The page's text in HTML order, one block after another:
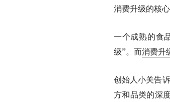
消费升级的核
一个成熟的食
级”。而消费升
创始人小关告
方和品类的深